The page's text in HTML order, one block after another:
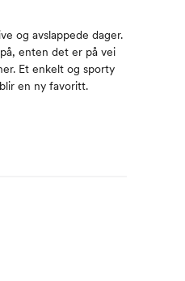
og avslappede dager.
enten det er på vei
Et enkelt og sporty
en ny favoritt.